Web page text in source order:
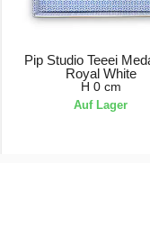
Pip Studio Teeei
Royal White
H 0 cm
Auf Lager